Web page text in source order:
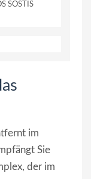
SOSTIS
im
Sie
der im